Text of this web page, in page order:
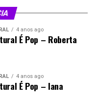
4 anos ago
É Pop – Roberta
4 anos ago
É Pop – Iana